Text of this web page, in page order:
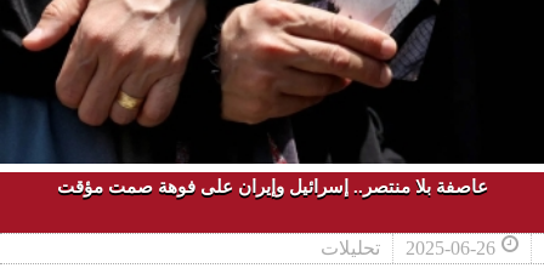
عاصفة بلا منتصر.. إسرائيل وإيران على فوهة صمت مؤقت
2025-06-26 تحليلات